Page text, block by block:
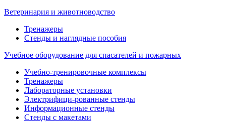
Ветеринария и животноводство
Тренажеры
Стенды и наглядные пособия
Учебное оборудование для спасателей и пожарных
Учебно-тренировочные комплексы
Тренажеры
Лабораторные установки
Электрифици-рованные стенды
Информационные стенды
Стенды с макетами